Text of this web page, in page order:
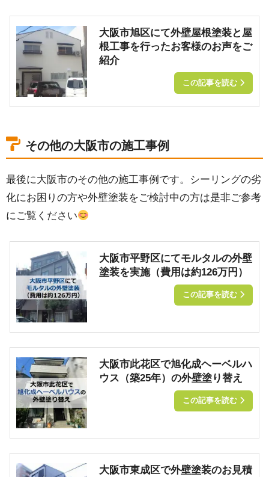
大阪市旭区にて外壁屋根塗装と屋
根工事を行ったお客様のお声をご
紹介
この記事を読む
その他の大阪市の施工事例
最後に大阪市のその他の施工事例です。シーリングの劣
化にお困りの方や外壁塗装をご検討中の方は是非ご参考
にご覧ください
大阪市平野区にてモルタルの外壁
塗装を実施（費用は約126万円）
この記事を読む
大阪市此花区で旭化成ヘーベルハ
ウス（築25年）の外壁塗り替え
この記事を読む
大阪市東成区で外壁塗装のお見積